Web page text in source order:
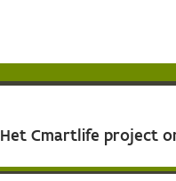
Het Cmartlife project